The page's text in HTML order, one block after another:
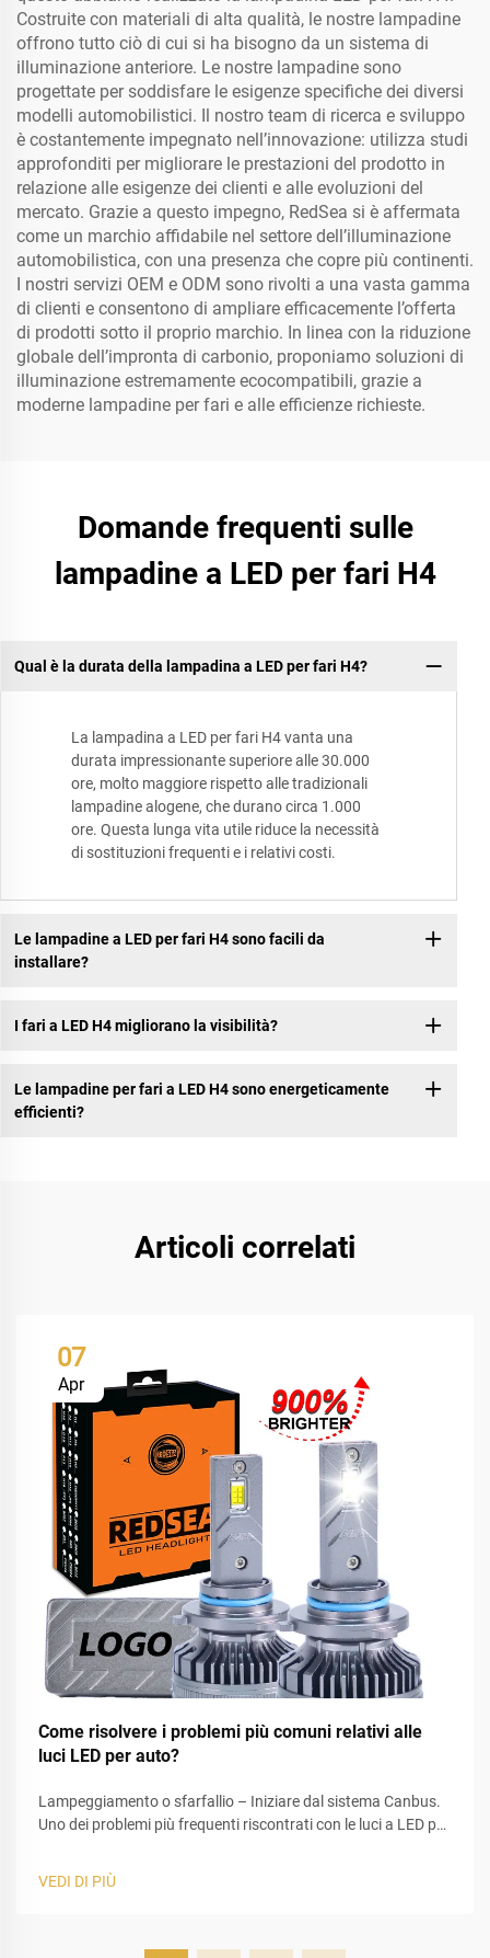
Costruite con materiali di alta qualità, le nostre lampadine
offrono tutto ciò di cui si ha bisogno da un sistema di
illuminazione anteriore. Le nostre lampadine sono
progettate per soddisfare le esigenze specifiche dei diversi
modelli automobilistici. Il nostro team di ricerca e sviluppo
è costantemente impegnato nell’innovazione: utilizza studi
approfonditi per migliorare le prestazioni del prodotto in
relazione alle esigenze dei clienti e alle evoluzioni del
mercato. Grazie a questo impegno, RedSea si è affermata
come un marchio affidabile nel settore dell’illuminazione
automobilistica, con una presenza che copre più continenti.
I nostri servizi OEM e ODM sono rivolti a una vasta gamma
di clienti e consentono di ampliare efficacemente l’offerta
di prodotti sotto il proprio marchio. In linea con la riduzione
globale dell’impronta di carbonio, proponiamo soluzioni di
illuminazione estremamente ecocompatibili, grazie a
moderne lampadine per fari e alle efficienze richieste.
Domande frequenti sulle
lampadine a LED per fari H4
Qual è la durata della lampadina a LED per fari H4?
La lampadina a LED per fari H4 vanta una
durata impressionante superiore alle 30.000
ore, molto maggiore rispetto alle tradizionali
lampadine alogene, che durano circa 1.000
ore. Questa lunga vita utile riduce la necessità
di sostituzioni frequenti e i relativi costi.
Le lampadine a LED per fari H4 sono facili da
installare?
I fari a LED H4 migliorano la visibilità?
Le lampadine per fari a LED H4 sono energeticamente
efficienti?
Articoli correlati
07
Apr
Come risolvere i problemi più comuni relativi alle
luci LED per auto?
Lampeggiamento o sfarfallio – Iniziare dal sistema Canbus.
Uno dei problemi più frequenti riscontrati con le luci a LED per
dopo aver sostituito le tradizionali lampadine alogene con
VEDI DI PIÙ